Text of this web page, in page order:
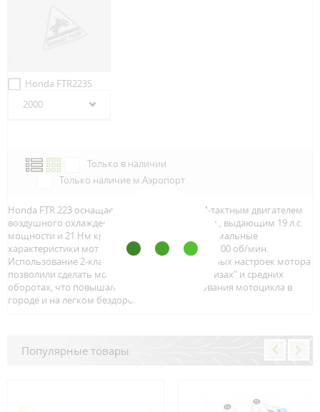
Honda FTR223S
2000
Только в наличии
Только наличие м.Аэропорт
Honda FTR 223 оснащается 1-цилиндровым 4-тактным двигателем
воздушного охлаждения, объемом 223 куб. см., выдающим 19 л.с.
мощности и 21 Нм крутящего момента. Максимальные
характеристики мотора достигаются на 6000-7000 об/мин.
Использование 2-клапанной ГБЦ и определенных настроек мотора
позволили сделать мотоцикл тяговитым на "низах" и средних
оборотах, что повышало комфорт использования мотоцикла в
городе и на легком бездорожье.
Популярные товары